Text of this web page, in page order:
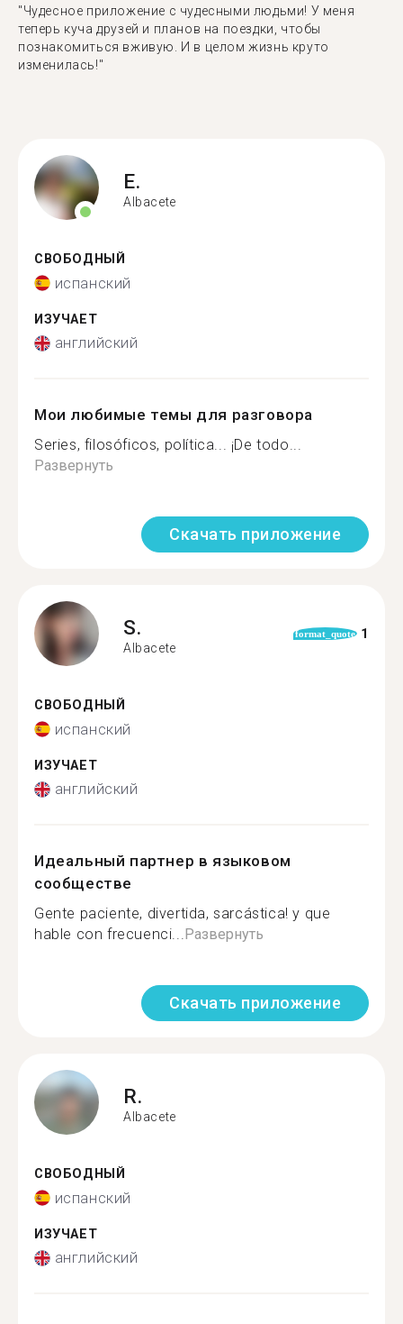
"Чудесное приложение с чудесными людьми! У меня
теперь куча друзей и планов на поездки, чтобы
познакомиться вживую. И в целом жизнь круто
изменилась!"
E.
Albacete
СВОБОДНЫЙ
испанский
ИЗУЧАЕТ
английский
Мои любимые темы для разговора
Series, filosóficos, política... ¡De todo...
Развернуть
Скачать приложение
S.
Albacete
format_quote 1
СВОБОДНЫЙ
испанский
ИЗУЧАЕТ
английский
Идеальный партнер в языковом
сообществе
Gente paciente, divertida, sarcástica! y que
hable con frecuenci...Развернуть
Скачать приложение
R.
Albacete
СВОБОДНЫЙ
испанский
ИЗУЧАЕТ
английский